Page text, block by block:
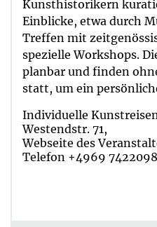
Kunsthistorikern
Einblicke, etwa durch
Treffen mit
spezielle Workshops.
planbar und finden
statt, um ein
Individuelle
Westendstr. 71,
Webseite des
Telefon +4969